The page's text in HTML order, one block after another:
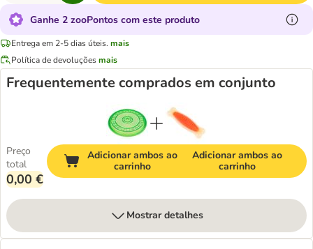
Ganhe 2 zooPontos com este produto
Entrega em 2-5 dias úteis. mais
Política de devoluçõesmais
Frequentemente comprados em conjunto
Preço
total
0,00 €
Adicionar ambos ao
carrinho
Adicionar ambos ao
carrinho
Mostrar detalhes